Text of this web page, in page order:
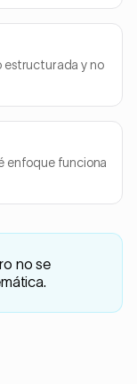
estructurada y no
enfoque funciona
no se